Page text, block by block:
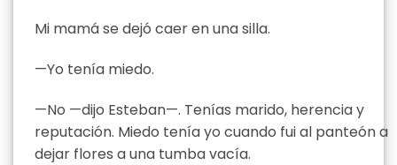
Mi mamá se dejó caer en una silla.
—Yo tenía miedo.
—No —dijo Esteban—. Tenías marido, herencia y
reputación. Miedo tenía yo cuando fui al panteón a
dejar flores a una tumba vacía.